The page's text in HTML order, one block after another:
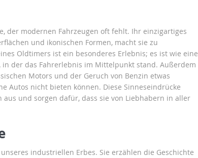
der modernen Fahrzeugen oft fehlt. Ihr einzigartiges
und ikonischen Formen, macht sie zu
Oldtimers ist ein besonderes Erlebnis; es ist wie eine
der das Fahrerlebnis im Mittelpunkt stand. Außerdem
Motors und der Geruch von Benzin etwas
Autos nicht bieten können. Diese Sinneseindrücke
aus und sorgen dafür, dass sie von Liebhabern in aller
industriellen Erbes. Sie erzählen die Geschichte